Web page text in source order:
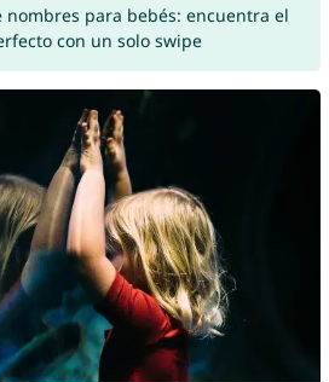
nombres para bebés: encuentra el
con un solo swipe